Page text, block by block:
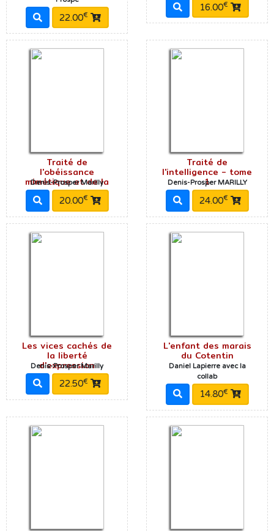
22.00€
16.00€
Traité de
l'obéissance
mimétique et de la
Denis-Prosper Marilly
20.00€
Traité de
l'intelligence - tome
1
Denis-Prosper MARILLY
24.00€
Les vices cachés de
la liberté
d'expression
Denis-Prosper Marilly
22.50€
L'enfant des marais
du Cotentin
Daniel Lapierre avec la
collab
14.80€